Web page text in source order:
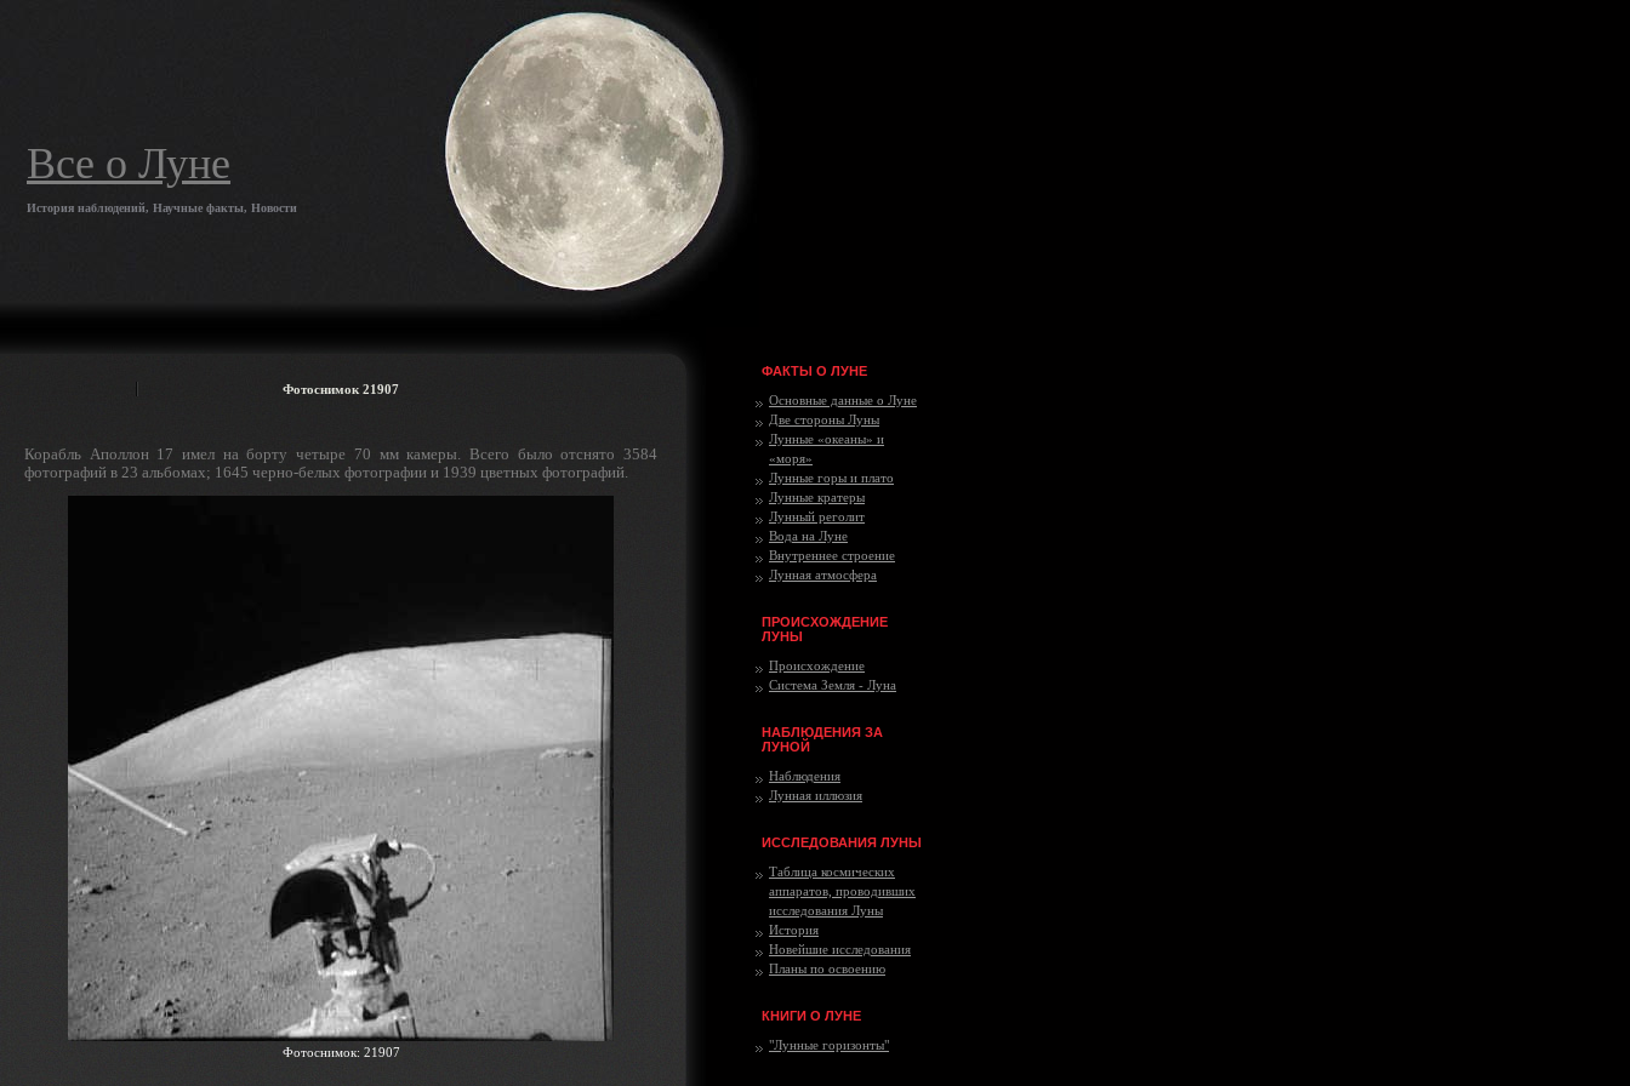
Все о Луне
История наблюдений, Научные факты, Новости
Фотоснимок 21907
Корабль Аполлон 17 имел на борту четыре 70 мм камеры. Всего было отснято 3584
фотографий в 23 альбомах; 1645 черно-белых фотографии и 1939 цветных фотографий.
Фотоснимок: 21907
ФАКТЫ О ЛУНЕ
Основные данные о Луне
Две стороны Луны
Лунные «океаны» и
«моря»
Лунные горы и плато
Лунные кратеры
Лунный реголит
Вода на Луне
Внутреннее строение
Лунная атмосфера
ПРОИСХОЖДЕНИЕ
ЛУНЫ
Происхождение
Система Земля - Луна
НАБЛЮДЕНИЯ ЗА
ЛУНОЙ
Наблюдения
Лунная иллюзия
ИССЛЕДОВАНИЯ ЛУНЫ
Таблица космических
аппаратов, проводивших
исследования Луны
История
Новейшие исследования
Планы по освоению
КНИГИ О ЛУНЕ
"Лунные горизонты"